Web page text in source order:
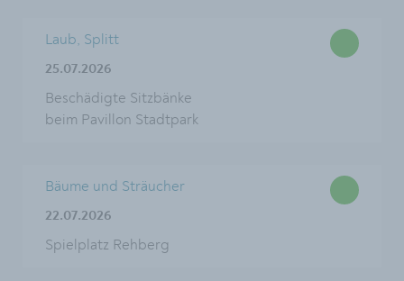
Laub, Splitt
25.07.2026
Beschädigte Sitzbänke
beim Pavillon Stadtpark
Bäume und Sträucher
22.07.2026
Spielplatz Rehberg